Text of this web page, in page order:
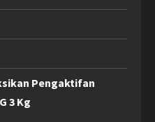
Pengaktifan
3 Kg